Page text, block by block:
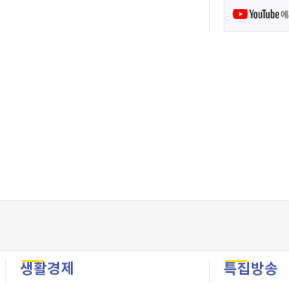
생활경제 특집방송